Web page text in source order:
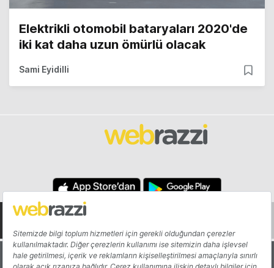
Elektrikli otomobil bataryaları 2020'de
iki kat daha uzun ömürlü olacak
Sami Eyidilli
Hakkında Yazarlar